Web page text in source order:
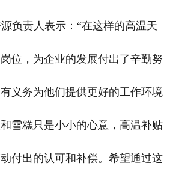
负责人表示：“在这样的高温天
位，为企业的发展付出了辛勤努
义务为他们提供更好的工作环境
雪糕只是小小的心意，高温补贴
付出的认可和补偿。希望通过这